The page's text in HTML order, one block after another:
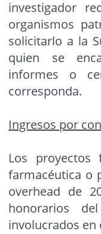
investigador
organismos
solicitarlo a la
quien se
informes o
corresponda.
Ingresos por
Los proyectos
farmacéutica o
overhead de
honorarios
involucrados en